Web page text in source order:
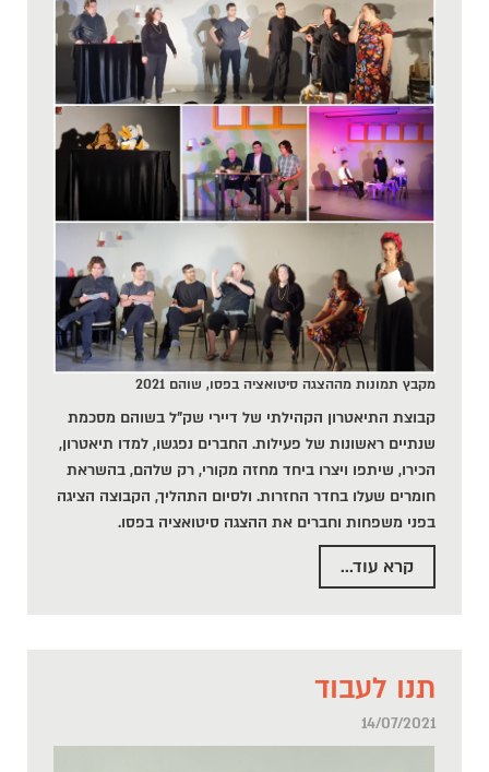
מקבץ תמונות מההצגה סיטואציה בפסו, שוהם 2021
קבוצת התיאטרון הקהילתי של דיירי שק"ל בשוהם מסכמת
שנתיים ראשונות של פעילות. החברים נפגשו, למדו תיאטרון,
הכירו, שיתפו ויצרו ביחד מחזה מקורי, רק שלהם, בהשראת
חומרים שעלו בחדר החזרות. ולסיום התהליך, הקבוצה הציגה
בפני משפחות וחברים את ההצגה סיטואציה בפסו.
קרא עוד...
תנו לעבוד
14/07/2021